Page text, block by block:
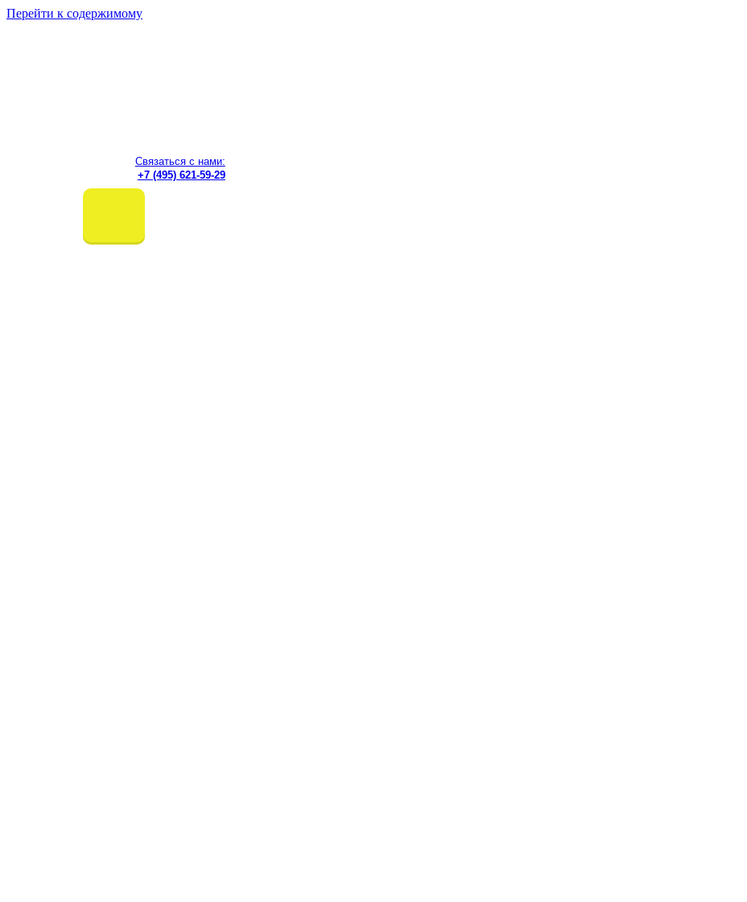
Перейти к содержимому
Связаться с нами:
+7 (495) 621-59-29